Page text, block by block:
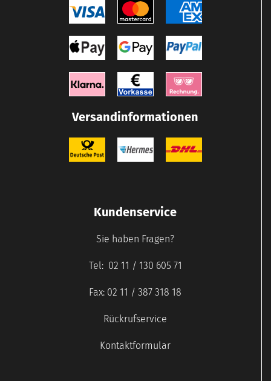
Versandinformationen
Kundenservice
Sie haben Fragen?
Tel: 02 11 / 130 605 71
Fax: 02 11 / 387 318 18
Rückrufservice
Kontaktformular